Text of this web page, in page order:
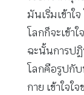
มันเริ่มเข้าใ
โลกก็จะเข้าใ
ฉะนั้นการปฏิ
โลกคือรูปกับ
กาย เข้าใจใจ